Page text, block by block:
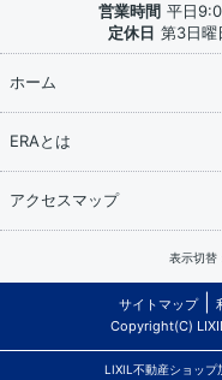
営業時間 平日
定休日 第3日曜
ホーム
ERAとは
アクセスマップ
表示切替
サイトマップ
Copyright(C)
LIXIL不動産ショップ